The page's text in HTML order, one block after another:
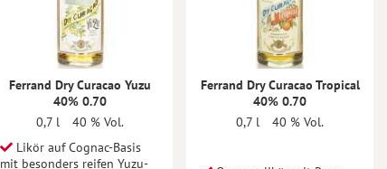
Ferrand Dry Curacao Yuzu
40% 0.70
0,7 l
40 % Vol.
Likör auf Cognac-Basis
mit besonders reifen Yuzu-
Ferrand Dry Curacao Tropical
40% 0.70
0,7 l
40 % Vol.